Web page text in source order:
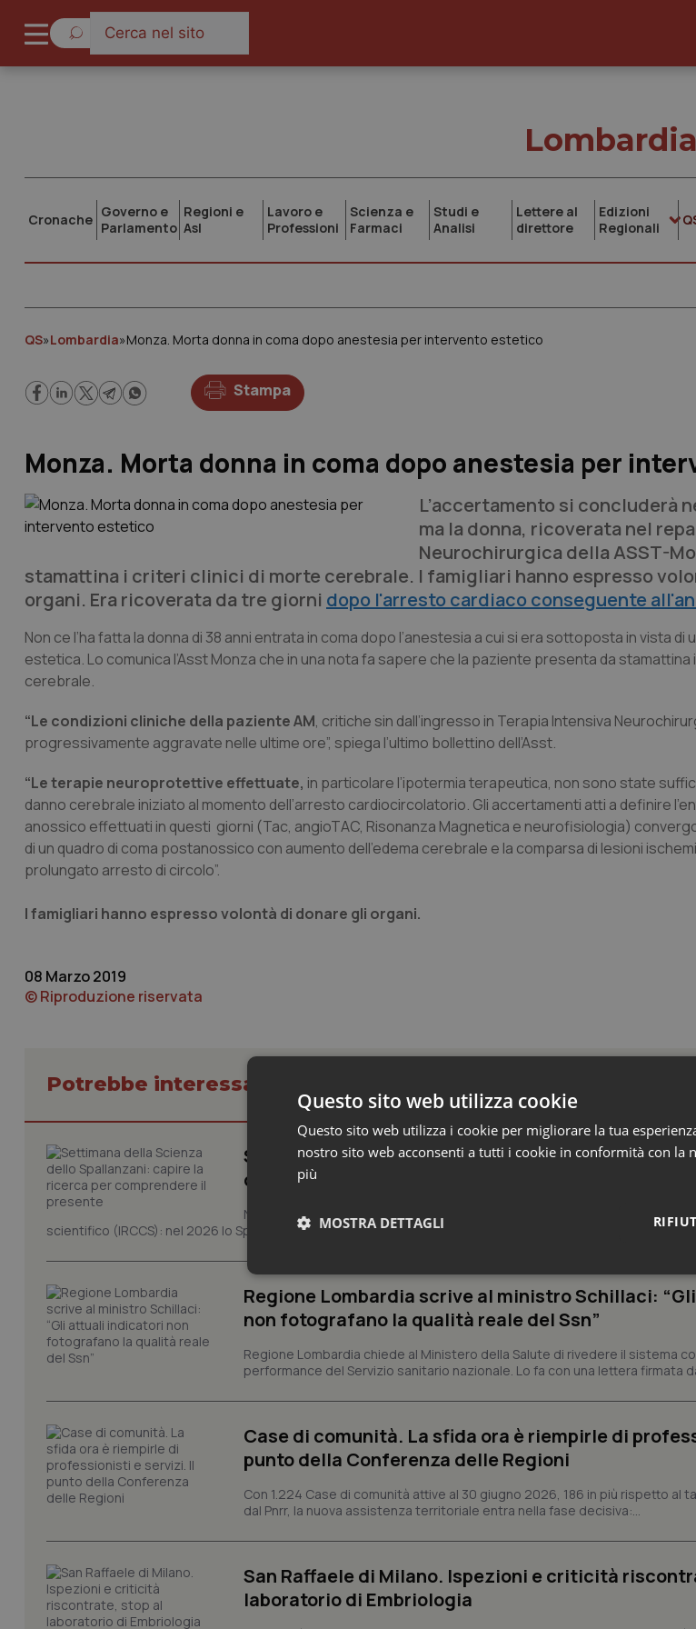
Lombardia
Cronache Governo e
Parlamento
Regioni e
Asl
Lavoro e
Professioni
Scienza e
Farmaci
Studi e
Analisi
Lettere al
direttore
Edizioni
Regionali
QS»Lombardia»Monza. Morta donna in coma dopo anestesia per intervento estetico
Stampa
Monza. Morta donna in coma dopo anestesia per
L’accertamento si concluderà
ma la donna, ricoverata nel
Neurochirurgica della ASST-
stamattina i criteri clinici di morte cerebrale. I famigliari hanno espresso
organi. Era ricoverata da tre giorni dopo l'arresto cardiaco conseguente
Non ce l’ha fatta la donna di 38 anni entrata in coma dopo l’anestesia a cui si era sottoposta in vista di
estetica. Lo comunica l’Asst Monza che in una nota fa sapere che la paziente presenta da stamattina
cerebrale.
“Le condizioni cliniche della paziente AM, critiche sin dall’ingresso in Terapia Intensiva
progressivamente aggravate nelle ultime ore”, spiega l’ultimo bollettino dell’Asst.
“Le terapie neuroprotettive effettuate, in particolare l’ipotermia terapeutica, non sono state
danno cerebrale iniziato al momento dell’arresto cardiocircolatorio. Gli accertamenti atti a definire
anossico effettuati in questi giorni (Tac, angioTAC, Risonanza Magnetica e neurofisiologia)
di un quadro di coma postanossico con aumento dell’edema cerebrale e la comparsa di lesioni
prolungato arresto di circolo”.
I famigliari hanno espresso volontà di donare gli organi.
08 Marzo 2019
© Riproduzione riservata
Potrebbe interessarti in Lombardia
Settimana della Scienza dello Spallanzani: capire
comprendere il presente
Novant'anni dalla fondazione e trent'anni dal riconoscimento come
scientifico (IRCCS): nel 2026 lo Spallanzani celebra due ricorrenze che rappresentano l'occasione per
Regione Lombardia scrive al ministro Schillaci:
non fotografano la qualità reale del Ssn”
Regione Lombardia chiede al Ministero della Salute di rivedere il sistema
performance del Servizio sanitario nazionale. Lo fa con una lettera firmata
Case di comunità. La sfida ora è riempirle di
punto della Conferenza delle Regioni
Con 1.224 Case di comunità attive al 30 giugno 2026, 186 in più rispetto al
dal Pnrr, la nuova assistenza territoriale entra nella fase decisiva:...
San Raffaele di Milano. Ispezioni e criticità
laboratorio di Embriologia
Questo sito web utilizza cookie
Questo sito web utilizza i cookie per migliorare la tua
nostro sito web acconsenti a tutti i cookie in conformità con la
più
MOSTRA DETTAGLI
Necessari Statistici
Necessari Statistici
I cookie necessari contribuiscono a rendere fruibile il sito web abilitandone
e l'accesso alle aree protette del sito. Il sito web non è in grado di funzionare
VISITOR_PRIVACY_METADATA
YouTube
.youtube.com
5 mesi 4
settimane
del
CookieScriptConsent
CookieScript
www.quotidianosanita.it